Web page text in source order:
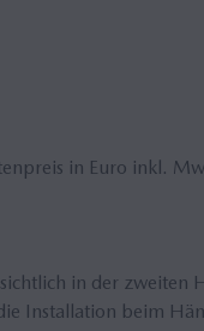
in Euro inkl.
in der zweiten
Installation beim